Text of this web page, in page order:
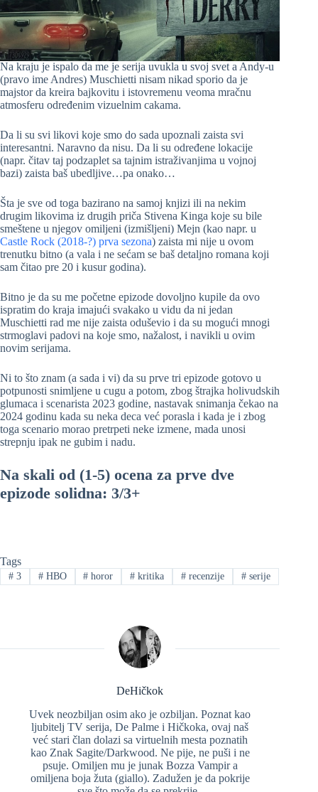
Na kraju je ispalo da me je serija uvukla u svoj svet a Andy-u
(pravo ime Andres) Muschietti nisam nikad sporio da je
majstor da kreira bajkovitu i istovremenu veoma mračnu
atmosferu određenim vizuelnim cakama.
Da li su svi likovi koje smo do sada upoznali zaista svi
interesantni. Naravno da nisu. Da li su određene lokacije
(napr. čitav taj podzaplet sa tajnim istraživanjima u vojnoj
bazi) zaista baš ubedljive…pa onako…
Šta je sve od toga bazirano na samoj knjizi ili na nekim
drugim likovima iz drugih priča Stivena Kinga koje su bile
smeštene u njegov omiljeni (izmišljeni) Mejn (kao napr. u
Castle Rock (2018-?) prva sezona) zaista mi nije u ovom
trenutku bitno (a vala i ne sećam se baš detaljno romana koji
sam čitao pre 20 i kusur godina).
Bitno je da su me početne epizode dovoljno kupile da ovo
ispratim do kraja imajući svakako u vidu da ni jedan
Muschietti rad me nije zaista oduševio i da su mogući mnogi
strmoglavi padovi na koje smo, nažalost, i navikli u ovim
novim serijama.
Ni to što znam (a sada i vi) da su prve tri epizode gotovo u
potpunosti snimljene u cugu a potom, zbog štrajka holivudskih
glumaca i scenarista 2023 godine, nastavak snimanja čekao na
2024 godinu kada su neka deca već porasla i kada je i zbog
toga scenario morao pretrpeti neke izmene, mada unosi
strepnju ipak ne gubim i nadu.
Na skali od (1-5) ocena za prve dve
epizode solidna: 3/3+
Tags
#3 #HBO # horor # kritika # recenzije #serije
DeHičkok
Uvek neozbiljan osim ako je ozbiljan. Poznat kao
ljubitelj TV serija, De Palme i Hičkoka, ovaj naš
već stari član dolazi sa virtuelnih mesta poznatih
kao Znak Sagite/Darkwood. Ne pije, ne puši i ne
psuje. Omiljen mu je junak Bozza Vampir a
omiljena boja žuta (giallo). Zadužen je da pokrije